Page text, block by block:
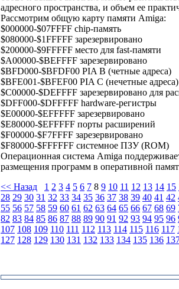
адресного пространства, и объем ее
Рассмотрим общую карту памяти Amiga:
$000000-$07FFFF chip-память
$080000-$1FFFFF зарезервировано
$200000-$9FFFFF место для fast-памяти
$A00000-$BEFFFF зарезервировано
$BFD000-$BFDF00 PIA B (четные адреса)
$BFE001-$BFEF00 PIA C (нечетные адреса)
$C00000-$DEFFFF зарезервировано для
$DFF000-$DFFFFF hardware-регистры
$E00000-$EFFFFF зарезервировано
$E80000-$EFFFFF порты расширений
$F00000-$F7FFFF зарезервировано
$F80000-$FFFFFF системное ПЗУ (ROM)
Операционная система Amiga
размещения программ в оперативной
<< Назад
1 2 3 4 5 6 7 8 9 10 11 12 13 14 15
28 29 30 31 32 33 34 35 36 37 38 39 40 41 42
55 56 57 58 59 60 61 62 63 64 65 66 67 68 69
82 83 84 85 86 87 88 89 90 91 92 93 94 95 96
107 108 109 110 111 112 113 114 115 116 117
127 128 129 130 131 132 133 134 135 136